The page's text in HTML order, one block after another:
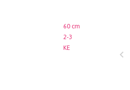
60 cm
2-3
KE